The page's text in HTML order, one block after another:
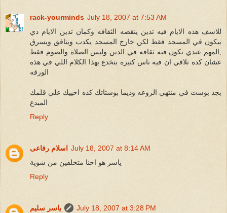
rack-yourminds July 18, 2007 at 7:53 AM
للاسف هذه الايام فيه تدين ينقصه الثقافه وكمان تدين الايام دي
بيكون في المسجد فقط لكن خارج المسجد يكدب وينافق ويسرق
,المهم عندي تكون فيه ثقافه في الدين وليس الصلاة والصوم فقط
عشان كده تلاقي ان فيه ناس كتيره بتخدع بهذا الكلام اللي في هذه
الورقه
بجد بوست في منتهي الروعه وديما بوستاتك كده احييك علي قلمك
المبدع
Reply
اسلام رفاعى
July 18, 2007 at 8:14 AM
ياسر هو احنا متخلفين من شوية
Reply
ياسر سليم
July 18, 2007 at 3:28 PM